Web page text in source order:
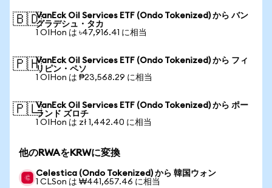
🇧🇩VanEck Oil Services ETF (Ondo Tokenized) から バン
グラデシュ・タカ
1 OIHon は ৳47,916.41 に相当
🇵🇭VanEck Oil Services ETF (Ondo Tokenized) から フィ
リピン・ペソ
1 OIHon は ₱23,568.29 に相当
🇵🇱VanEck Oil Services ETF (Ondo Tokenized) から ポー
ランド ズロチ
1 OIHon は zł 1,442.40 に相当
他のRWAをKRWに変換
Celestica (Ondo Tokenized) から 韓国ウォン
1 CLSon は ₩441,657.46 に相当